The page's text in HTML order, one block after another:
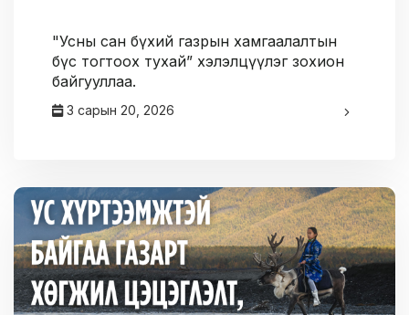
"Усны сан бүхий газрын хамгаалалтын
бүс тогтоох тухай” хэлэлцүүлэг зохион
байгууллаа.
3 сарын 20, 2026